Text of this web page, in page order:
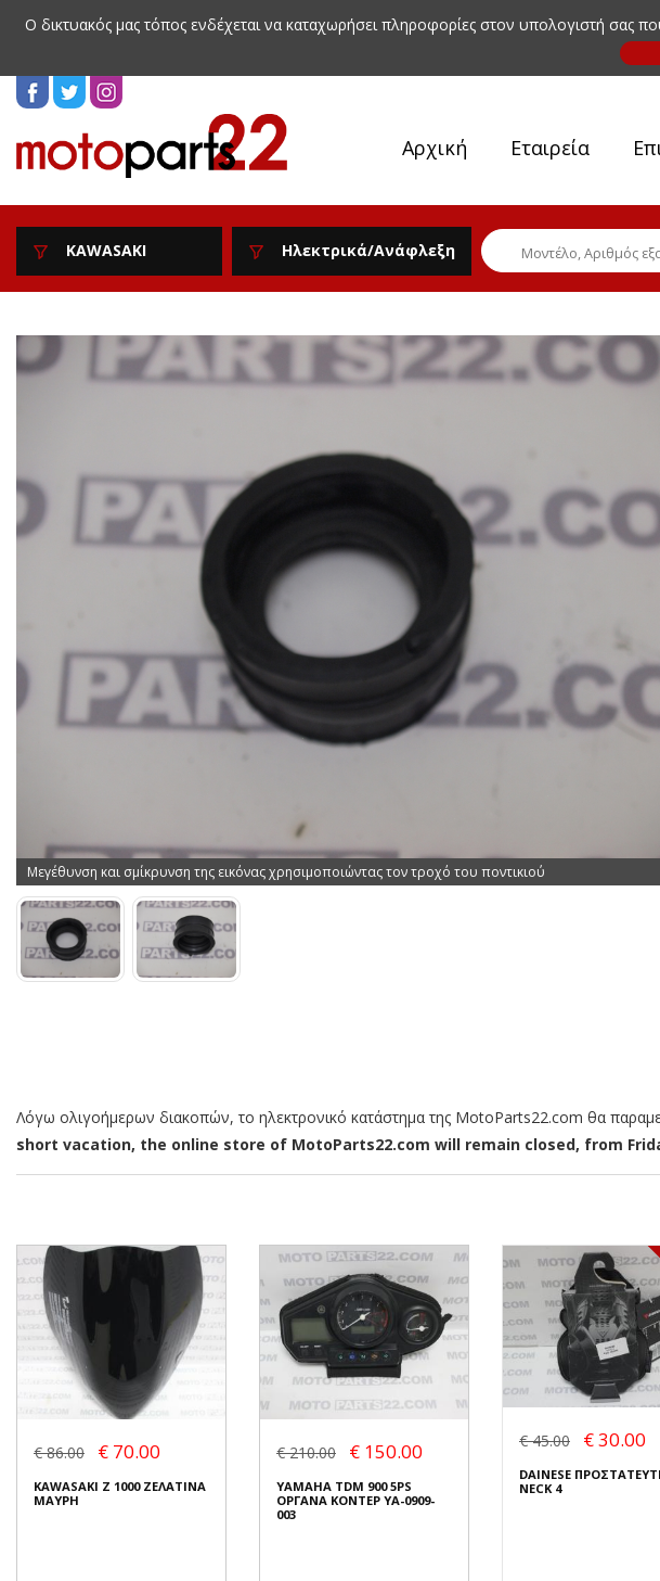
Ο δικτυακός μας τόπος ενδέχεται να καταχωρήσει πληροφορίες στον υπολογιστή σας
Αρχική Εταιρεία
KAWASAKI Ηλεκτρικά/Ανάφλεξη
Μεγέθυνση και σμίκρυνση της εικόνας χρησιμοποιώντας τον τροχό του ποντικιού
Λόγω ολιγοήμερων διακοπών, το ηλεκτρονικό κατάστημα της MotoParts22.com θα
short vacation, the online store of MotoParts22.com will remain closed, from
€ 86.00 € 70.00
KAWASAKI Z 1000 ΖΕΛΑΤΙΝΑ
ΜΑΥΡΗ
€ 210.00 € 150.00
YAMAHA TDM 900 5PS
ΟΡΓΑΝΑ ΚΟΝΤΕΡ YA-0909-
003
€ 45.00 € 30.00
DAINESE
NECK 4